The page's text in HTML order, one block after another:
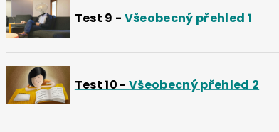
Test 9 - Všeobecný přehled 1
Test 10 -Všeobecný přehled 2